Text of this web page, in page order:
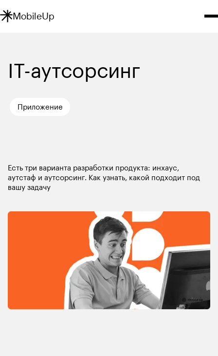
MobileUp
IT-аутсорсинг
Приложение
IT-аутсорсинг
Есть три варианта разработки продукта: инхаус,
аутстаф и аутсорсинг. Как узнать, какой подходит под
вашу задачу